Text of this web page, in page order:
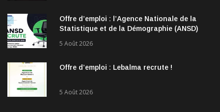
Offre d’emploi : l’Agence Nationale de la
Statistique et de la Démographie (ANSD)
5 Août 2026
Offre d’emploi : Lebalma recrute !
5 Août 2026